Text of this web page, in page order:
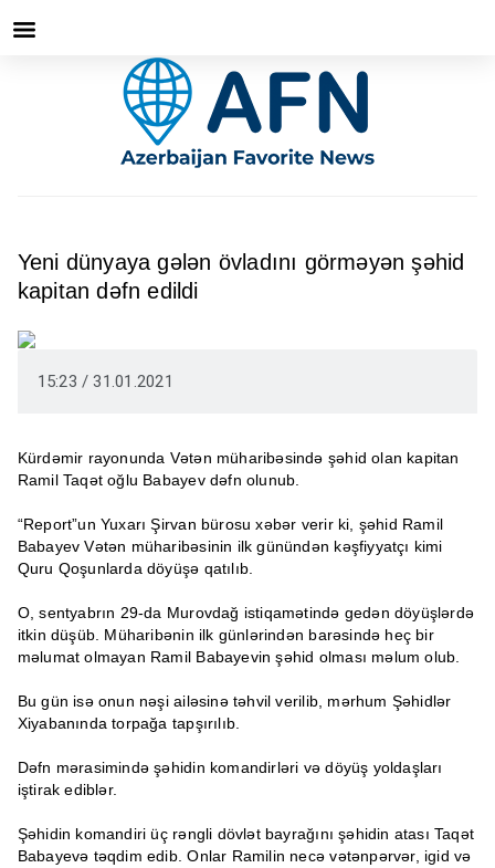
Yeni dünyaya gələn övladını görməyən şəhid
kapitan dəfn edildi
15:23 / 31.01.2021
Kürdəmir rayonunda Vətən müharibəsində şəhid olan kapitan
Ramil Taqət oğlu Babayev dəfn olunub.
“Report”un Yuxarı Şirvan bürosu xəbər verir ki, şəhid Ramil
Babayev Vətən müharibəsinin ilk günündən kəşfiyyatçı kimi
Quru Qoşunlarda döyüşə qatılıb.
O, sentyabrın 29-da Murovdağ istiqamətində gedən döyüşlərdə
itkin düşüb. Müharibənin ilk günlərindən barəsində heç bir
məlumat olmayan Ramil Babayevin şəhid olması məlum olub.
Bu gün isə onun nəşi ailəsinə təhvil verilib, mərhum Şəhidlər
Xiyabanında torpağa tapşırılıb.
Dəfn mərasimində şəhidin komandirləri və döyüş yoldaşları
iştirak ediblər.
Şəhidin komandiri üç rəngli dövlət bayrağını şəhidin atası Taqət
Babayevə təqdim edib. Onlar Ramilin necə vətənpərvər, igid və